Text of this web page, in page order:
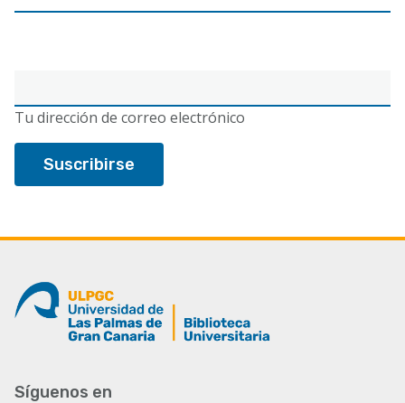
electrónico
Tu dirección de correo electrónico
Síguenos en